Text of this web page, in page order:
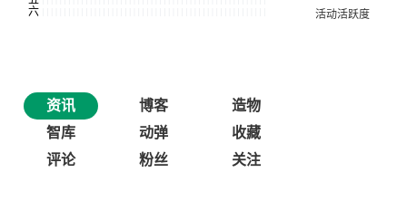
资讯 博客
造物
智库
动弹
收藏
评论
粉丝 关注